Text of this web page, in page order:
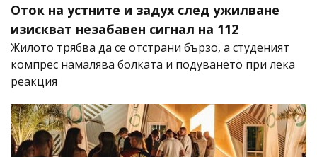
Оток на устните и задух след ужилване
изискват незабавен сигнал на 112
Жилото трябва да се отстрани бързо, а студеният
компрес намалява болката и подуването при лека
реакция